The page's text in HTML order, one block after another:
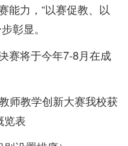
能力，“以赛促教、以
彰显。
赛将于今年7-8月在成
师教学创新大赛我校获
览表